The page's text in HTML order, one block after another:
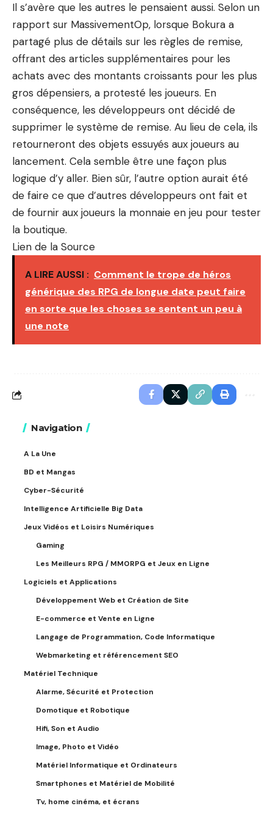
Il s’avère que les autres le pensaient aussi. Selon un
rapport sur MassivementOp, lorsque Bokura a
partagé plus de détails sur les règles de remise,
offrant des articles supplémentaires pour les
achats avec des montants croissants pour les plus
gros dépensiers, a protesté les joueurs. En
conséquence, les développeurs ont décidé de
supprimer le système de remise. Au lieu de cela, ils
retourneront des objets essuyés aux joueurs au
lancement. Cela semble être une façon plus
logique d’y aller. Bien sûr, l’autre option aurait été
de faire ce que d’autres développeurs ont fait et
de fournir aux joueurs la monnaie en jeu pour tester
la boutique.
Lien de la Source
A LIRE AUSSI : Comment le trope de héros
générique des RPG de longue date peut faire
en sorte que les choses se sentent un peu à
une note
Navigation
A La Une
BD et Mangas
Cyber-Sécurité
Intelligence Artificielle Big Data
Jeux Vidéos et Loisirs Numériques
Gaming
Les Meilleurs RPG / MMORPG et Jeux en Ligne
Logiciels et Applications
Développement Web et Création de Site
E-commerce et Vente en Ligne
Langage de Programmation, Code Informatique
Webmarketing et référencement SEO
Matériel Technique
Alarme, Sécurité et Protection
Domotique et Robotique
Hifi, Son et Audio
Image, Photo et Vidéo
Matériel Informatique et Ordinateurs
Smartphones et Matériel de Mobilité
Tv, home cinéma, et écrans